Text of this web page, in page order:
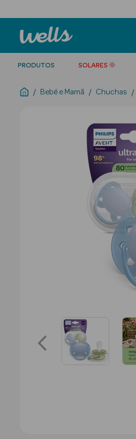
PRODUTOS SOLARES 🌞
Bebé e Mamã Chuchas